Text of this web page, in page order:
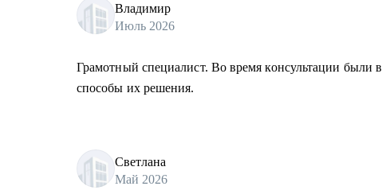
Владимир
Июль 2026
Грамотный специалист. Во время консультации
способы их решения.
Светлана
Май 2026